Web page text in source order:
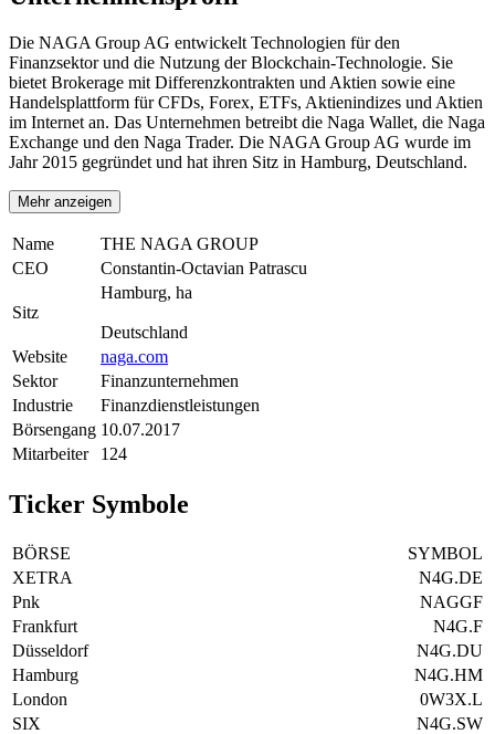
Die NAGA Group AG entwickelt Technologien für den
Finanzsektor und die Nutzung der Blockchain-Technologie. Sie
bietet Brokerage mit Differenzkontrakten und Aktien sowie eine
Handelsplattform für CFDs, Forex, ETFs, Aktienindizes und Aktien
im Internet an. Das Unternehmen betreibt die Naga Wallet, die Naga
Exchange und den Naga Trader. Die NAGA Group AG wurde im
Jahr 2015 gegründet und hat ihren Sitz in Hamburg, Deutschland.
Mehr anzeigen
Name
THE NAGA GROUP
CEO
Constantin-Octavian Patrascu
Sitz
Hamburg, ha
Deutschland
Website
naga.com
Sektor
Finanzunternehmen
Industrie
Finanzdienstleistungen
Börsengang 10.07.2017
Mitarbeiter
124
Ticker Symbole
BÖRSE
SYMBOL
XETRA
N4G.DE
Pnk
NAGGF
Frankfurt
N4G.F
Düsseldorf
N4G.DU
Hamburg
N4G.HM
London
0W3X.L
SIX
N4G.SW